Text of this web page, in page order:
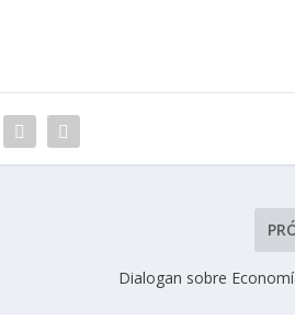
Dialogan sobre